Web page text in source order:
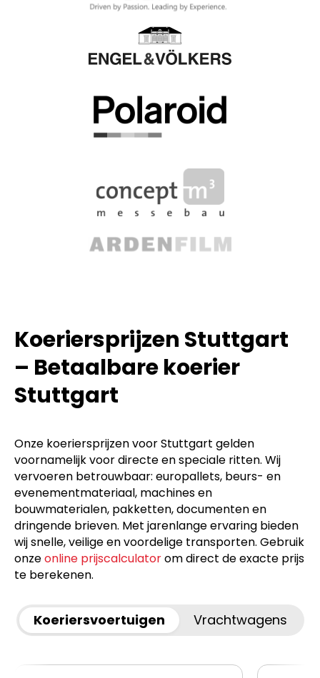
Koeriersprijzen Stuttgart
– Betaalbare koerier
Stuttgart
Onze koeriersprijzen voor Stuttgart gelden
voornamelijk voor directe en speciale ritten. Wij
vervoeren betrouwbaar: europallets, beurs- en
evenementmateriaal, machines en
bouwmaterialen, pakketten, documenten en
dringende brieven. Met jarenlange ervaring bieden
wij snelle, veilige en voordelige transporten. Gebruik
onzeonline prijscalculatorom direct de exacte prijs
te berekenen.
Koeriersvoertuigen Vrachtwagens